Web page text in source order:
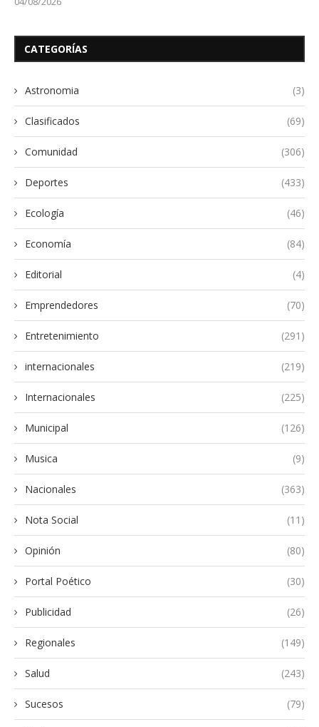
CATEGORÍAS
Astronomia (3)
Clasificados (69)
Comunidad (306)
Deportes (433)
Ecología (46)
Economía (84)
Editorial (4)
Emprendedores (70)
Entretenimiento (291)
internacionales (219)
Internacionales (225)
Municipal (126)
Musica (9)
Nacionales (363)
Nota Social (11)
Opinión (80)
Portal Poético (30)
Publicidad (26)
Regionales (149)
Salud (243)
Sucesos (79)